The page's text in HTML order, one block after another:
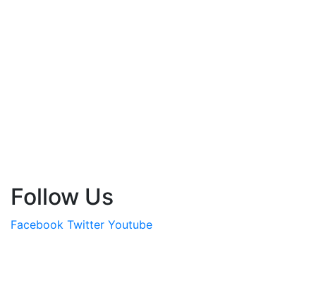
Follow Us
Facebook Twitter Youtube